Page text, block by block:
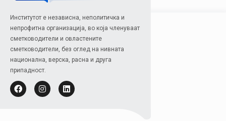
Институтот е независна, неполитичка и
непрофитна организација, во која членуваат
сметководители и овластените
сметководители, без оглед на нивната
национална, верска, расна и друга
припадност.